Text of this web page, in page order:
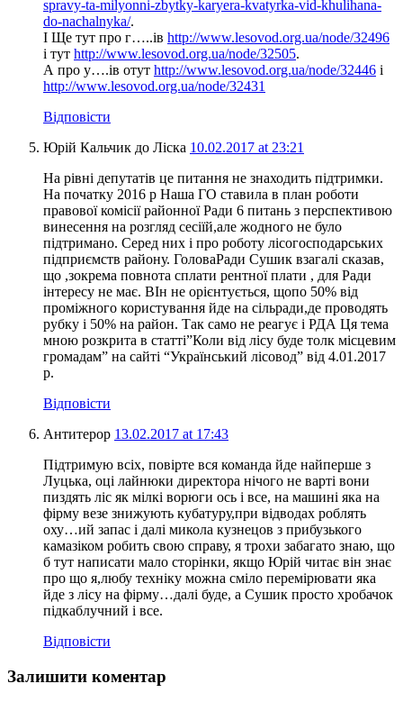
spravy-ta-milyonni-zbytky-karyera-kvatyrka-vid-khulihana-
do-nachalnyka/.
І Ще тут про г…..ів http://www.lesovod.org.ua/node/32496
і тут http://www.lesovod.org.ua/node/32505.
А про у….ів отут http://www.lesovod.org.ua/node/32446 і
http://www.lesovod.org.ua/node/32431
Відповісти
Юрій Кальчик до Ліска 10.02.2017 at 23:21
На рівні депутатів це питання не знаходить підтримки.
На початку 2016 р Наша ГО ставила в план роботи
правової комісії районної Ради 6 питань з перспективою
винесення на розгляд сесіїй,але жодного не було
підтримано. Серед них і про роботу лісогосподарських
підприємств району. ГоловаРади Сушик взагалі сказав,
що ,зокрема повнота сплати рентної плати , для Ради
інтересу не має. ВІн не орієнтується, щопо 50% від
проміжного користування йде на сільради,де проводять
рубку і 50% на район. Так само не реагує і РДА Ця тема
мною розкрита в статті”Коли від лісу буде толк місцевим
громадам” на сайті “Український лісовод” від 4.01.2017
р.
Відповісти
Антитерор 13.02.2017 at 17:43
Підтримую всіх, повірте вся команда йде найперше з
Луцька, оці лайнюки директора нічого не варті вони
пиздять ліс як мілкі ворюги ось і все, на машині яка на
фірму везе знижують кубатуру,при відводах роблять
оху…ий запас і далі микола кузнецов з прибузького
камазіком робить свою справу, я трохи забагато знаю, що
б тут написати мало сторінки, якщо Юрій читає він знає
про що я,любу техніку можна сміло перемірювати яка
йде з лісу на фірму…далі буде, а Сушик просто хробачок
підкаблучний і все.
Відповісти
Залишити коментар